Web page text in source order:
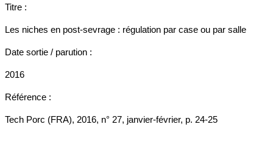
Titre :
Les niches en post-sevrage : régulation par case ou par salle
Date sortie / parution :
2016
Référence :
Tech Porc (FRA), 2016, n° 27, janvier-février, p. 24-25